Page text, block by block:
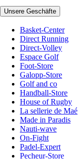
Unsere Geschäfte
Basket-Center
Direct Running
Direct-Volley
Espace Golf
Foot-Store
Galopp-Store
Golf and co
Handball-Store
House of Rugby
La sellerie de Maé
Made in Paradis
Nauti-wave
On-Fight
Padel-Expert
Pecheur-Store